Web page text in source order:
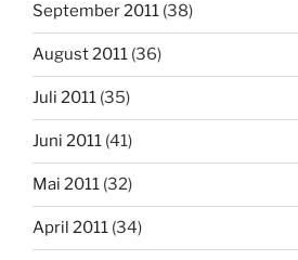
September 2011 (38)
August 2011 (36)
Juli 2011 (35)
Juni 2011 (41)
Mai 2011 (32)
April 2011 (34)